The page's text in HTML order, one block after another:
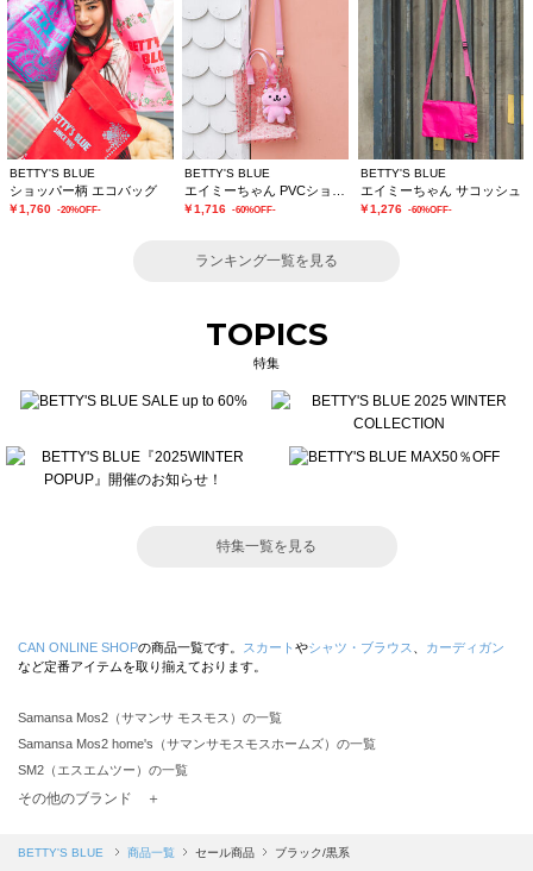
BETTY'S BLUE
ショッパー柄 エコバッグ
￥1,760 -20%OFF-
BETTY'S BLUE
￥1,716 -60%OFF-
BETTY'S BLUE
エイミーちゃん サコッシュ
￥1,276 -60%OFF-
ランキング一覧を見る
TOPICS
特集
特集一覧を見る
CAN ONLINE SHOPの商品一覧です。 スカート やシャツ・ブラウス
カーディガン
など定番アイテムを取り揃えております。
Samansa Mos2（サマンサ モスモス）の一覧
Samansa Mos2 home's（サマンサモスモスホームズ）の一覧
SM2（エスエムツー）の一覧
TSUHARU by Samansa Mos2（ツハルバイサマンサモスモス）の一覧
Samansa Mos2 blue（サマンサモスモス ブルー）の一覧
その他のブランド ＋
BETTY'S BLUE 商品一覧 セール商品 ブラック/黒系